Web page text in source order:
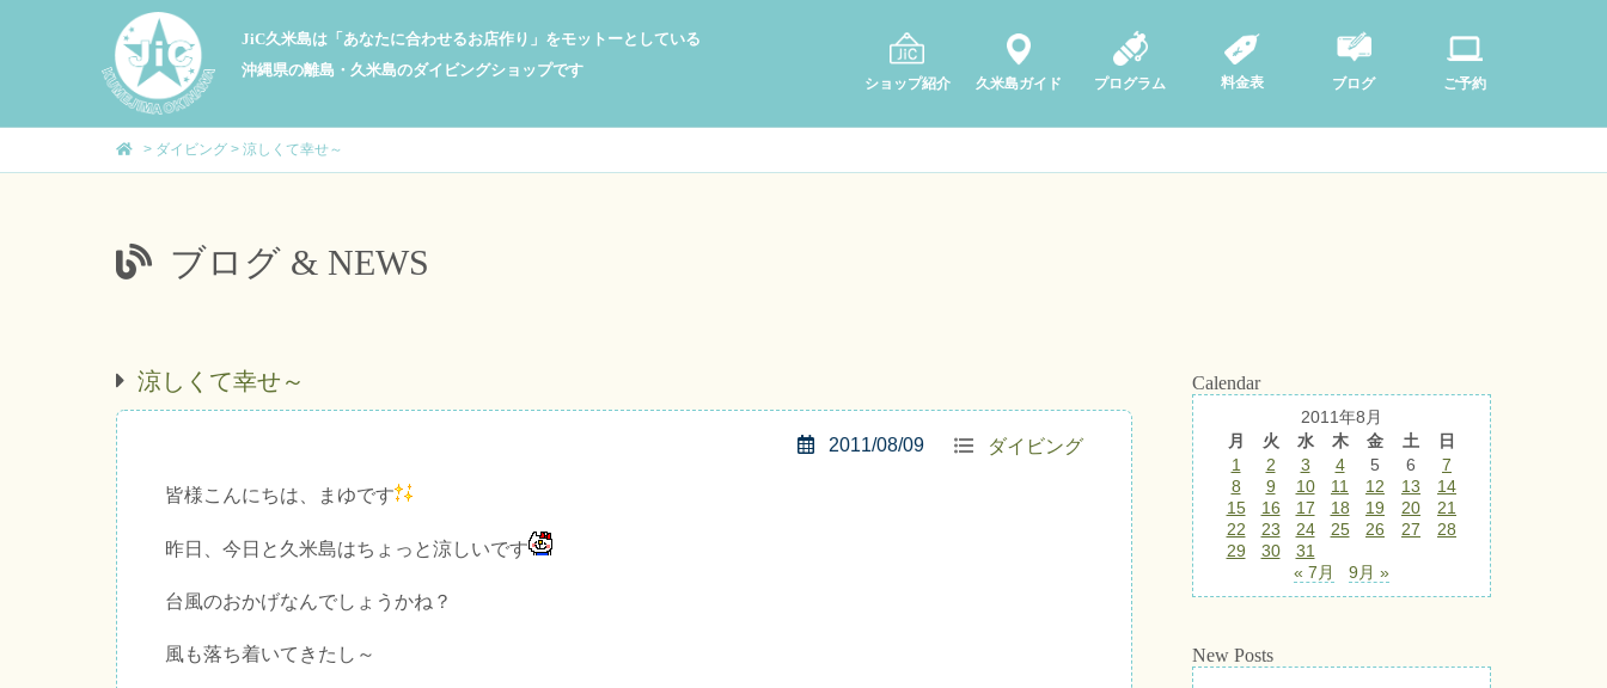
JiC久米島は「あなたに合わせるお店作り」をモットーとしている
沖縄県の離島・久米島のダイビングショップです
ショップ紹介 久米島ガイド プログラム 料金表 ブログ ご予約
> ダイビング > 涼しくて幸せ～
ブログ & NEWS
涼しくて幸せ～
ダイビング
2011/08/09
皆様こんにちは、まゆです
昨日、今日と久米島はちょっと涼しいです
台風のおかげなんでしょうかね？
風も落ち着いてきたし～
Calendar
2011年8月
月
火 水 木 金 土
日
1
2 3 4 5 6
7
8
9 10 11 12 13
14
15
16 17 18 19 20
21
22
23 24 25 26 27
28
29
30
31
« 7月
9月 »
New Posts